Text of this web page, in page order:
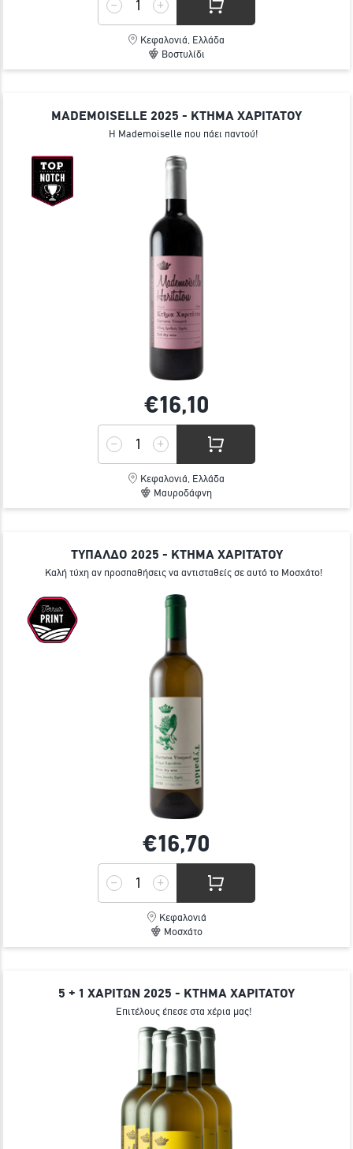
Κεφαλονιά, Ελλάδα
Βοστυλίδι
MADEMOISELLE 2025 - ΚΤΗΜΑ ΧΑΡΙΤΑΤΟΥ
Η Mademoiselle που πάει παντού!
€16,10
Κεφαλονιά, Ελλάδα
Μαυροδάφνη
ΤΥΠΑΛΔΟ 2025 - ΚΤΗΜΑ ΧΑΡΙΤΆΤΟΥ
Καλή τύχη αν προσπαθήσεις να αντισταθείς σε αυτό το Μοσχάτο!
€16,70
Κεφαλονιά
Μοσχάτο
5 + 1 ΧΑΡΙΤΩΝ 2025 - ΚΤΗΜΑ ΧΑΡΙΤΑΤΟΥ
Επιτέλους έπεσε στα χέρια μας!